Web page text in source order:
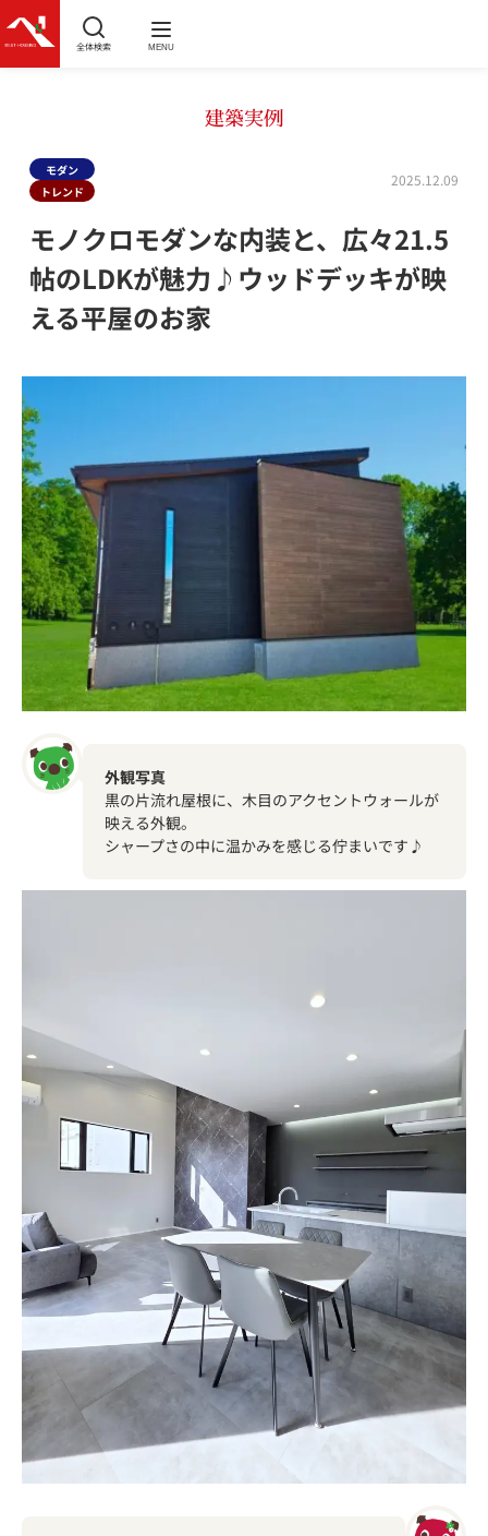
全体検索 MENU
建築実例
モダン
トレンド
2025.12.09
モノクロモダンな内装と、広々21.5
帖のLDKが魅力♪ウッドデッキが映
える平屋のお家
外観写真
黒の片流れ屋根に、木目のアクセントウォールが
映える外観。
シャープさの中に温かみを感じる佇まいです♪